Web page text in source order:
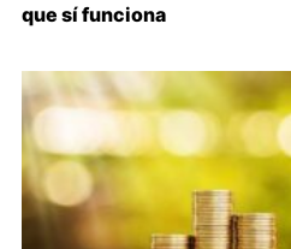
que sí funciona